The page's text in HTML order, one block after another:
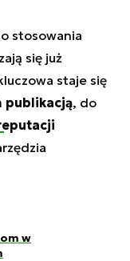
stosowania
się już
staje się
publikacją, do
w